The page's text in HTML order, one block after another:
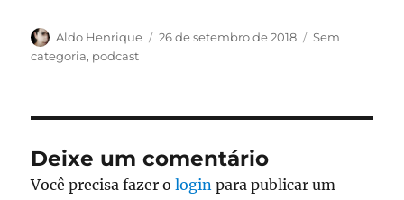
Autor
Aldo Henrique
Publicado
26 de setembro de 2018 Categorias
Sem
categoria, podcast
Deixe um comentário
Você precisa fazer ologin para publicar um